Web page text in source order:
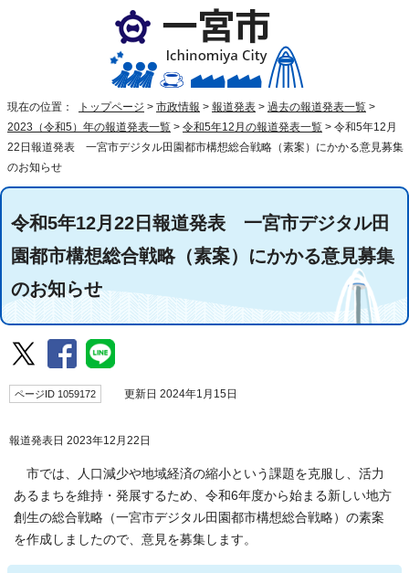
現在の位置： トップページ > 市政情報 > 報道発表 > 過去の報道発表一覧 >
2023（令和5）年の報道発表一覧 > 令和5年12月の報道発表一覧 > 令和5年12月
22日報道発表 一宮市デジタル田園都市構想総合戦略（素案）にかかる意見募集
のお知らせ
令和5年12月22日報道発表 一宮市デジタル田
園都市構想総合戦略（素案）にかかる意見募集
のお知らせ
ページID 1059172 更新日 2024年1月15日
報道発表日 2023年12月22日
市では、人口減少や地域経済の縮小という課題を克服し、活力
あるまちを維持・発展するため、令和6年度から始まる新しい地方
創生の総合戦略（一宮市デジタル田園都市構想総合戦略）の素案
を作成しましたので、意見を募集します。